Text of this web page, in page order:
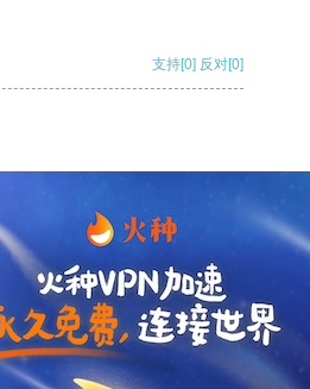
支持[0] 反对[0]
支持 [0] 反对 [0]